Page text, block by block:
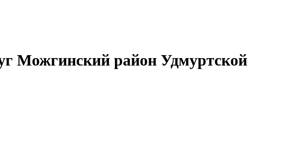
Можгинский район Удмуртской